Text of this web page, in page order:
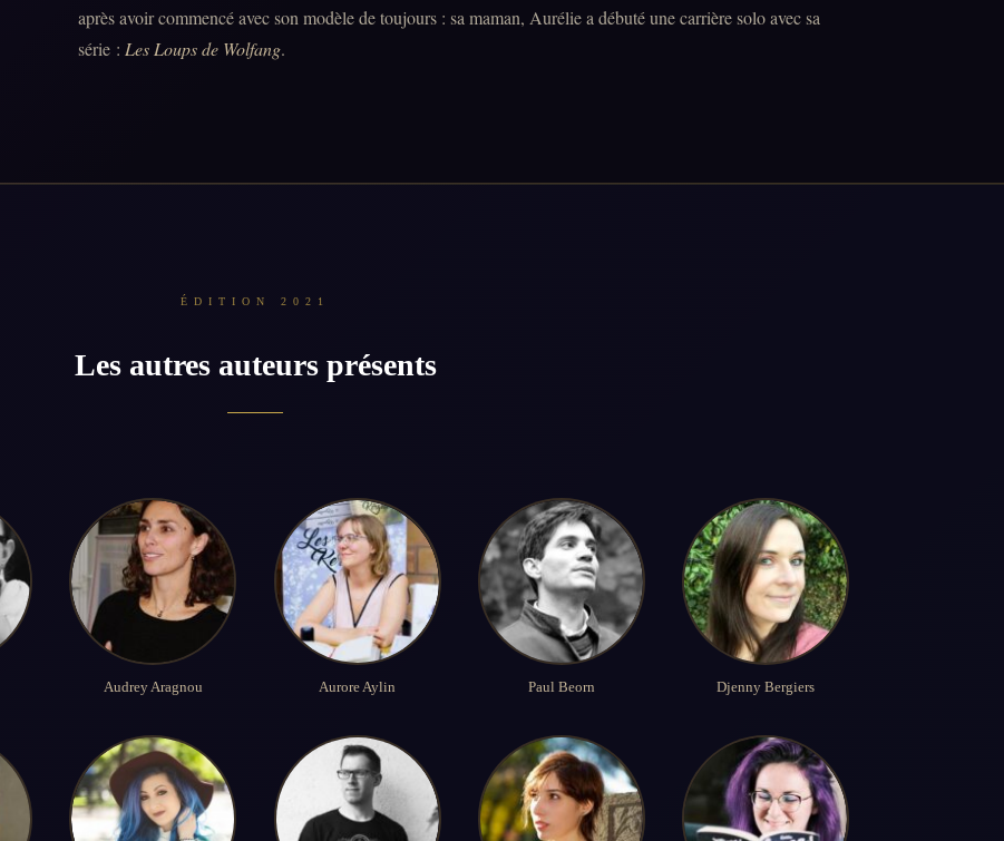
après avoir commencé avec son modèle de toujours : sa maman, Aurélie a débuté une carrière solo avec sa
série : Les Loups de Wolfang.
ÉDITION 2021
Les autres auteurs présents
Audrey Aragnou Aurore Aylin Paul Beorn Djenny Bergiers